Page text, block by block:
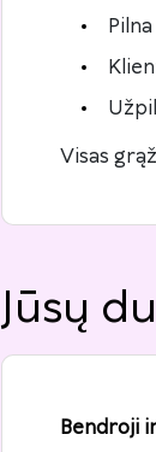
Visas
Jūsų
Bendroji